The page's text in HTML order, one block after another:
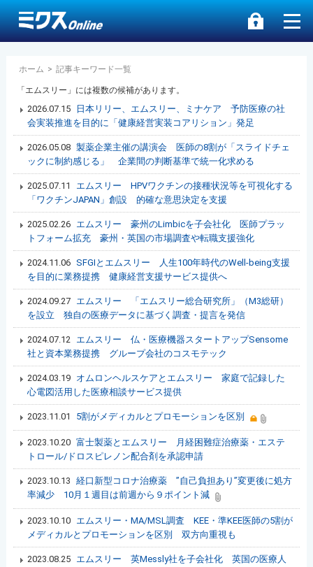
ホーム > 記事キーワード一覧
「エムスリー」には複数の候補があります。
2026.07.15
日本リリー、エムスリー、ミナケア 予防医療の社
会実装推進を目的に「健康経営実装コアリション」発足
2026.05.08 製薬企業主催の講演会 医師の8割が「スライドチェ
ックに制約感じる」 企業間の判断基準で統一化求める
2025.07.11
エムスリー HPVワクチンの接種状況等を可視化する
「ワクチンJAPAN」創設 的確な意思決定を支援
2025.02.26
エムスリー 豪州のLimbicを子会社化 医師プラッ
トフォーム拡充 豪州・英国の市場調査や転職支援強化
2024.11.06 SFGIとエムスリー 人生100年時代のWell-being支援
を目的に業務提携 健康経営支援サービス提供へ
2024.09.27
エムスリー 「エムスリー総合研究所」（M3総研）
を設立 独自の医療データに基づく調査・提言を発信
2024.07.12
エムスリー 仏・医療機器スタートアップSensome
社と資本業務提携 グループ会社のコスモテック
2024.03.19
オムロンヘルスケアとエムスリー 家庭で記録した
心電図活用した医療相談サービス提供
2023.11.01 5割がメディカルとプロモーションを区別
2023.10.20 富士製薬とエムスリー 月経困難症治療薬・エステ
トロール/ドロスピレノン配合剤を承認申請
2023.10.13 経口新型コロナ治療薬 ”自己負担あり”変更後に処方
率減少 10月１週目は前週から９ポイント減
2023.10.10
エムスリー・MA/MSL調査 KEE・準KEE医師の5割が
メディカルとプロモーションを区別 双方向重視も
2023.08.25
エムスリー 英Messly社を子会社化 英国の医療人